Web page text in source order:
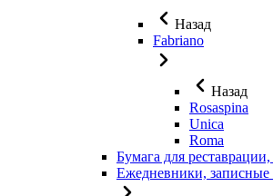
Назад
Fabriano
Назад
Rosaspina
Unica
Roma
Бумага для
Ежедневники,